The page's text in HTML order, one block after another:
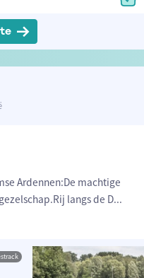
Ardennen:De machtige
langs de D...